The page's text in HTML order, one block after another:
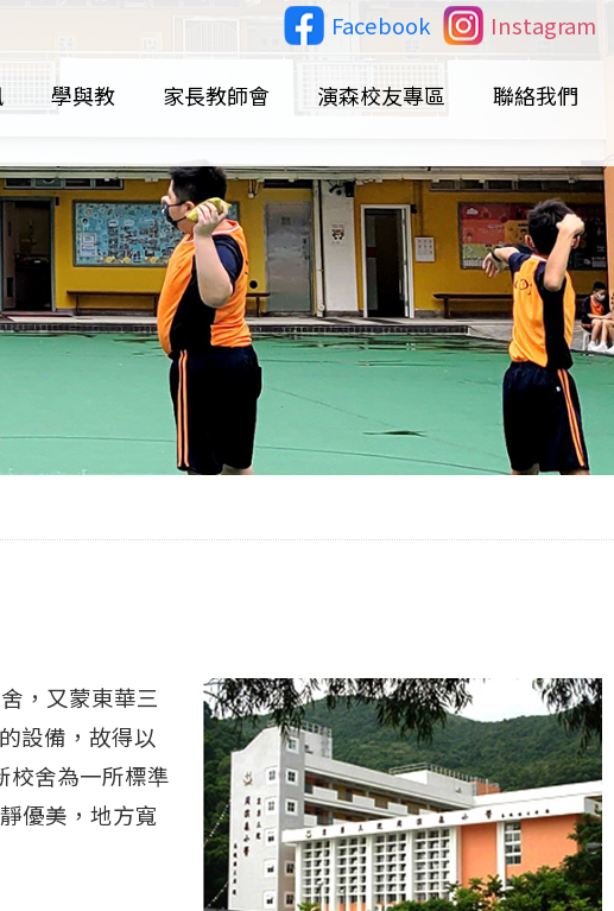
Facebook Instagram
學與教 家長教師會 演森校友專區 聯絡我們
，又蒙東華三
設備，故得以
校舍為一所標準
優美，地方寬